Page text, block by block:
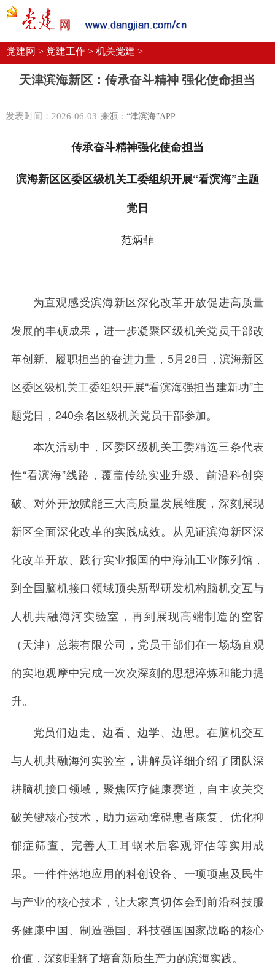
党建要闻
机关党建
校园党建 企业党建
党建网 > 党建工作 > 机关党建 >
天津滨海新区：传承奋斗精神 强化使命担当
发表时间：2026-06-03 来源：“津滨海”APP
传承奋斗精神强化使命担当
滨海新区区委区级机关工委组织开展“看滨海”主题
党日
范炳菲
为直观感受滨海新区深化改革开放促进高质量
发展的丰硕成果，进一步凝聚区级机关党员干部改
革创新、履职担当的奋进力量，5月28日，滨海新区
区委区级机关工委组织开展“看滨海强担当建新功”主
题党日，240余名区级机关党员干部参加。
本次活动中，区委区级机关工委精选三条代表
性“看滨海”线路，覆盖传统实业升级、前沿科创突
破、对外开放赋能三大高质量发展维度，深刻展现
新区全面深化改革的实践成效。从见证滨海新区深
化改革开放、践行实业报国的中海油工业陈列馆，
到全国脑机接口领域顶尖新型研发机构脑机交互与
人机共融海河实验室，再到展现高端制造的空客
（天津）总装有限公司，党员干部们在一场场直观
的实地观摩中完成一次次深刻的思想淬炼和能力提
升。
党员们边走、边看、边学、边思。在脑机交互
与人机共融海河实验室，讲解员详细介绍了团队深
耕脑机接口领域，聚焦医疗健康赛道，自主攻关突
破关键核心技术，助力运动障碍患者康复、优化抑
郁症筛查、完善人工耳蜗术后客观评估等实用成
果。一件件落地应用的科创设备、一项项惠及民生
与产业的核心技术，让大家真切体会到前沿科技服
务健康中国、制造强国、科技强国国家战略的核心
价值，深刻理解了培育新质生产力的滨海实践。